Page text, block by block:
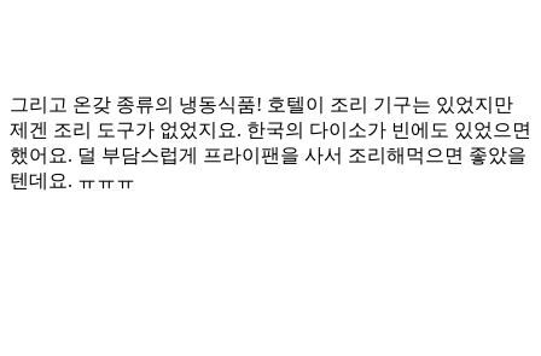
그리고 온갖 종류의 냉동식품! 호텔이 조리 기구는 있었지만
제겐 조리 도구가 없었지요. 한국의 다이소가 빈에도 있었으면
했어요. 덜 부담스럽게 프라이팬을 사서 조리해먹으면 좋았을
텐데요. ㅠㅠㅠ